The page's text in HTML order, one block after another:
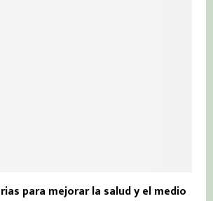
para mejorar la salud y el medio